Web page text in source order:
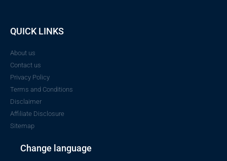
QUICK LINKS
About us
Contact us
Privacy Policy
Terms and Conditions
Disclaimer
Affiliate Disclosure
Sitemap
Change language